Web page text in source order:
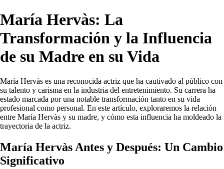
María Hervàs: La
Transformación y la Influencia
de su Madre en su Vida
María Hervàs es una reconocida actriz que ha cautivado al público con
su talento y carisma en la industria del entretenimiento. Su carrera ha
estado marcada por una notable transformación tanto en su vida
profesional como personal. En este artículo, exploraremos la relación
entre María Hervàs y su madre, y cómo esta influencia ha moldeado la
trayectoria de la actriz.
María Hervàs Antes y Después: Un Cambio
Significativo